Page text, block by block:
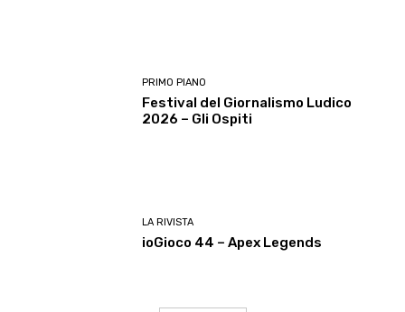
PRIMO PIANO
Festival del Giornalismo Ludico
2026 – Gli Ospiti
LA RIVISTA
ioGioco 44 – Apex Legends